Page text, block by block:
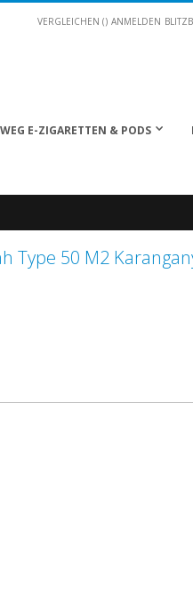
VERGLEICHEN () ANMELDEN
E-ZIGARETTEN & PODS
Type 50 M2